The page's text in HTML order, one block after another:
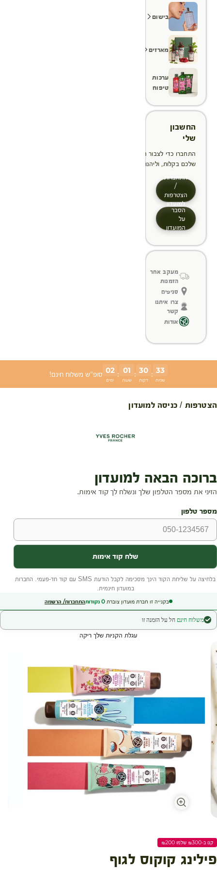
בישום
מארזים
ערכות
טיפוח
החשבון
שלי
התחברו כדי לצבור הטבות, לנהל ולעקוב אחר ההזמנות
שלכם בקלות, וליהנות מתהליך תשלום מהיר יותר
התחברות
/
הצטרפות
למועדון
הסבר
על
המועדון
מעקב אחר
הזמנות
סניפים
צרו איתנו
קשר
אודות
02
ימים
: 01
שעות
: 30
דקות
: 33
שניות
סופ"ש משלוח חינם!
הצטרפות / כניסה למועדון
בקנייה זו חברת מועדון צוברת 0 נקודותהתחברות/ הרשמה
משלוח חינם חל על הזמנה זו
עגלת הקניות שלך ריקה
קנו ב-₪300 שלמו ₪200
פילינג קוקוס לגוף